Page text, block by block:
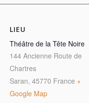
LIEU
Théâtre de la Tête Noire
144 Ancienne Route de
Chartres
Saran, 45770 France +
Google Map